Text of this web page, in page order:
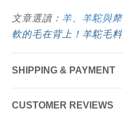
文章選讀： 羊、羊駝與
軟的毛在背上！羊駝毛
SHIPPING & PAYMENT
CUSTOMER REVIEWS